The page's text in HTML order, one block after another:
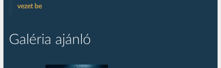
vezet be
Galéria ajánló